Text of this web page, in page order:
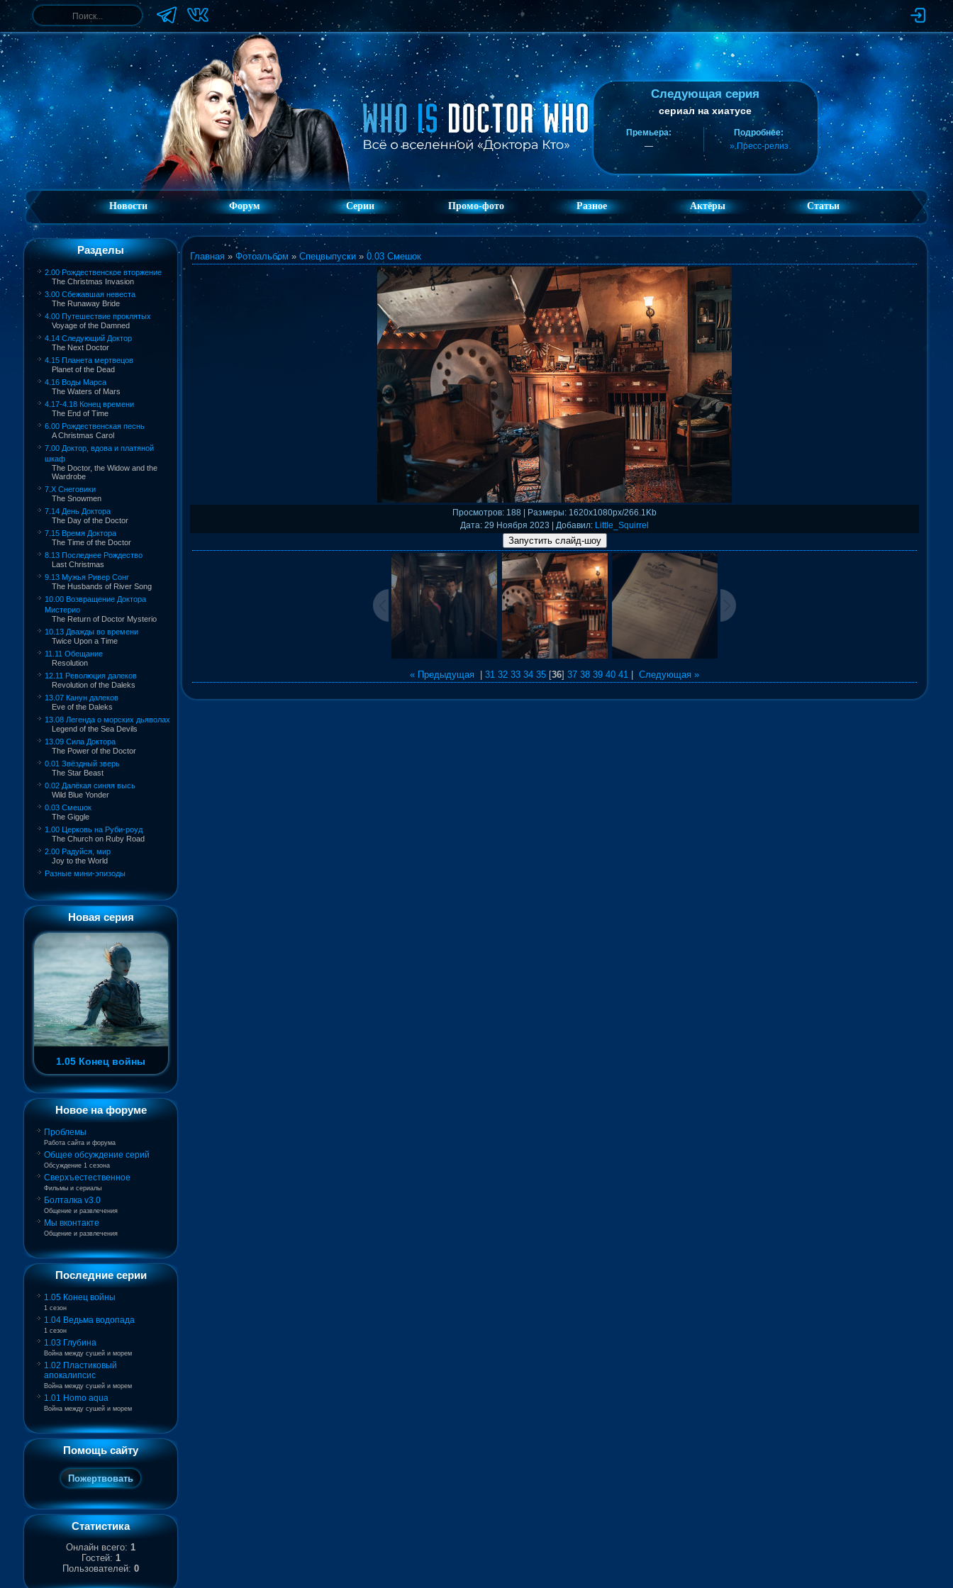
Следующая серия
сериал на хиатусе
Премьера:
—
Подробнее:
» Пресс-релиз
Новости Форум Серии Промо-фото Разное Актёры Статьи
Разделы
2.00 Рождественское вторжение
The Christmas Invasion
3.00 Сбежавшая невеста
The Runaway Bride
4.00 Путешествие проклятых
Voyage of the Damned
4.14 Следующий Доктор
The Next Doctor
4.15 Планета мертвецов
Planet of the Dead
4.16 Воды Марса
The Waters of Mars
4.17-4.18 Конец времени
The End of Time
6.00 Рождественская песнь
A Christmas Carol
7.00 Доктор, вдова и платяной
шкаф
The Doctor, the Widow and the
Wardrobe
7.X Снеговики
The Snowmen
7.14 День Доктора
The Day of the Doctor
7.15 Время Доктора
The Time of the Doctor
8.13 Последнее Рождество
Last Christmas
9.13 Мужья Ривер Сонг
The Husbands of River Song
10.00 Возвращение Доктора
Мистерио
The Return of Doctor Mysterio
10.13 Дважды во времени
Twice Upon a Time
11.11 Обещание
Resolution
12.11 Революция далеков
Revolution of the Daleks
13.07 Канун далеков
Eve of the Daleks
13.08 Легенда о морских дьяволах
Legend of the Sea Devils
13.09 Сила Доктора
The Power of the Doctor
0.01 Звёздный зверь
The Star Beast
0.02 Далёкая синяя высь
Wild Blue Yonder
0.03 Смешок
The Giggle
1.00 Церковь на Руби-роуд
The Church on Ruby Road
2.00 Радуйся, мир
Joy to the World
Разные мини-эпизоды
Новая серия
1.05 Конец войны
Новое на форуме
Проблемы
Работа сайта и форума
Общее обсуждение серий
Обсуждение 1 сезона
Сверхъестественное
Фильмы и сериалы
Болталка v3.0
Общение и развлечения
Мы вконтакте
Общение и развлечения
Последние серии
1.05 Конец войны
1 сезон
1.04 Ведьма водопада
1 сезон
1.03 Глубина
Война между сушей и морем
1.02 Пластиковый
апокалипсис
Война между сушей и морем
1.01 Homo aqua
Война между сушей и морем
Помощь сайту
Статистика
Онлайн всего: 1
Гостей: 1
Пользователей: 0
Главная » Фотоальбом » Спецвыпуски » 0.03 Смешок
Просмотров: 188 | Размеры: 1620x1080px/266.1Kb
Дата: 29 Ноября 2023 | Добавил: Little_Squirrel
« Предыдущая 31 32 33 34 35 [36] 37 38 39 40 41 Следующая »